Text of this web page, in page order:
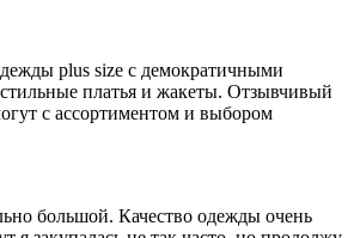
plus size с демократичными
платья и жакеты. Отзывчивый
с ассортиментом и выбором
большой. Качество одежды очень